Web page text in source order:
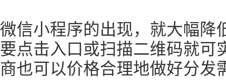
微信小程序的出现，就大幅降
要点击入口或扫描二维码就可
商也可以价格合理地做好分发